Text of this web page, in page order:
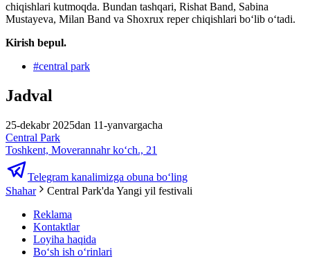
chiqishlari kutmoqda. Bundan tashqari, Rishat Band, Sabina
Mustayeva, Milan Band va Shoxrux reper chiqishlari boʻlib oʻtadi.
Kirish bepul.
#central park
Jadval
25-dekabr 2025dan 11-yanvargacha
Central Park
Toshkent, Moverannahr ko‘ch., 21
Telegram kanalimizga obuna bo‘ling
Shahar
Central Park'da Yangi yil festivali
Reklama
Kontaktlar
Loyiha haqida
Bo‘sh ish o‘rinlari